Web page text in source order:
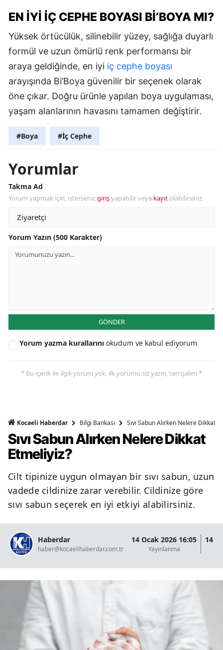
EN İYI İÇ CEPHE BOYASI BI’BOYA MI?
Yüksek örtücülük, silinebilir yüzey, sağlığa duyarlı
formül ve uzun ömürlü renk performansı bir
araya geldiğinde, en iyi iç cephe boyası
arayışında Bi’Boya güvenilir bir seçenek olarak
öne çıkar. Doğru ürünle yapılan boya uygulaması,
yaşam alanlarının havasını tamamen değiştirir.
#Boya #İç Cephe
Yorumlar
Takma Ad
Yorum yapmak için, istersenizgirişyapabilir veya kayıt olabilirsiniz.
Yorum Yazın (500 Karakter)
GÖNDER
Yorum yazma kurallarını okudum ve kabul ediyorum
* Bu içerik ile ilgili yorum yok, ilk yorumu siz yazın, tartışalım *
Kocaeli Haberdar Bilgi Bankası Sıvı Sabun Alırken Nelere Dikkat
Sıvı Sabun Alırken Nelere Dikkat
Etmeliyiz?
Cilt tipinize uygun olmayan bir sıvı sabun, uzun
vadede cildinize zarar verebilir. Cildinize göre
sıvı sabun seçerek en iyi etkiyi alabilirsiniz.
Haberdar
haber@kocaelihaberdar.com.tr
14 Ocak 2026 16:05
Yayınlanma
14